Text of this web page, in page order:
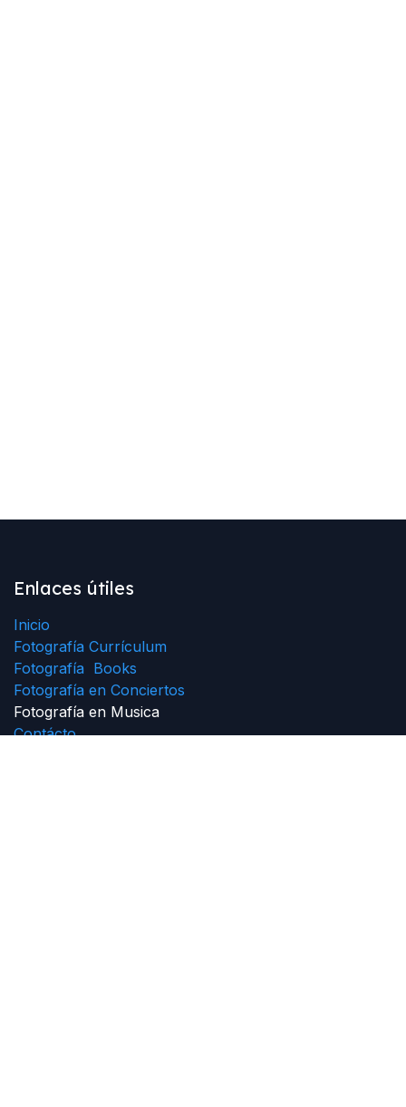
Enlaces útiles
Inicio
Fotografía Currículum
Fotografía Books
Fotografía en Conciertos
Fotografía en Musica
Contácto